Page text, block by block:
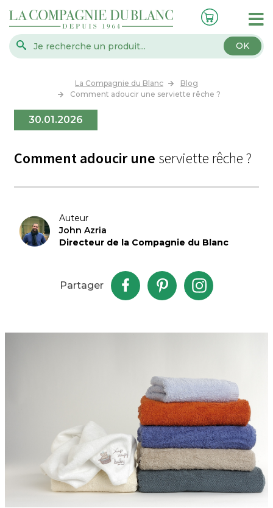
OK
La Compagnie du Blanc
Blog
Comment adoucir une serviette rêche ?
30.01.2026
Comment adoucir une serviette rêche ?
Auteur
John Azria
Directeur de la Compagnie du Blanc
Partager